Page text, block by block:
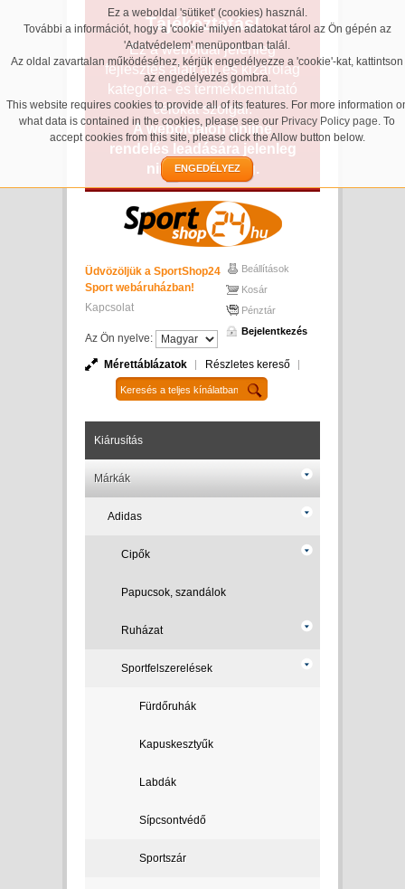
Ez a weboldal 'sütiket' (cookies) használ.
További a információt, hogy a 'cookie' milyen adatokat tárol az Ön gépén az
'Adatvédelem' menüpontban talál.
Az oldal zavartalan működéséhez, kérjük engedélyezze a 'cookie'-kat, kattintson
az engedélyezés gombra.
This website requires cookies to provide all of its features. For more information
what data is contained in the cookies, please see our Privacy Policy page. To
accept cookies from this site, please click the Allow button below.
ENGEDÉLYEZ
Tájékoztatás!
Ez a weboldal jelenleg
fejlesztés alatt áll, és kizárólag
kategória- és termékbemutató
célokat szolgál.
A weboldalon online
rendelés leadására jelenleg
nincs lehetőség.
Üdvözöljük a SportShop24
Sport webáruházban!
Kapcsolat
Az Ön nyelve:
Beállítások
Kosár
Pénztár
Bejelentkezés
Mérettáblázatok Részletes kereső
Kiárusítás
Márkák
Adidas
Cipők
Papucsok, szandálok
Ruházat
Sportfelszerelések
Fürdőruhák
Kapuskesztyűk
Labdák
Sípcsontvédő
Sportszár